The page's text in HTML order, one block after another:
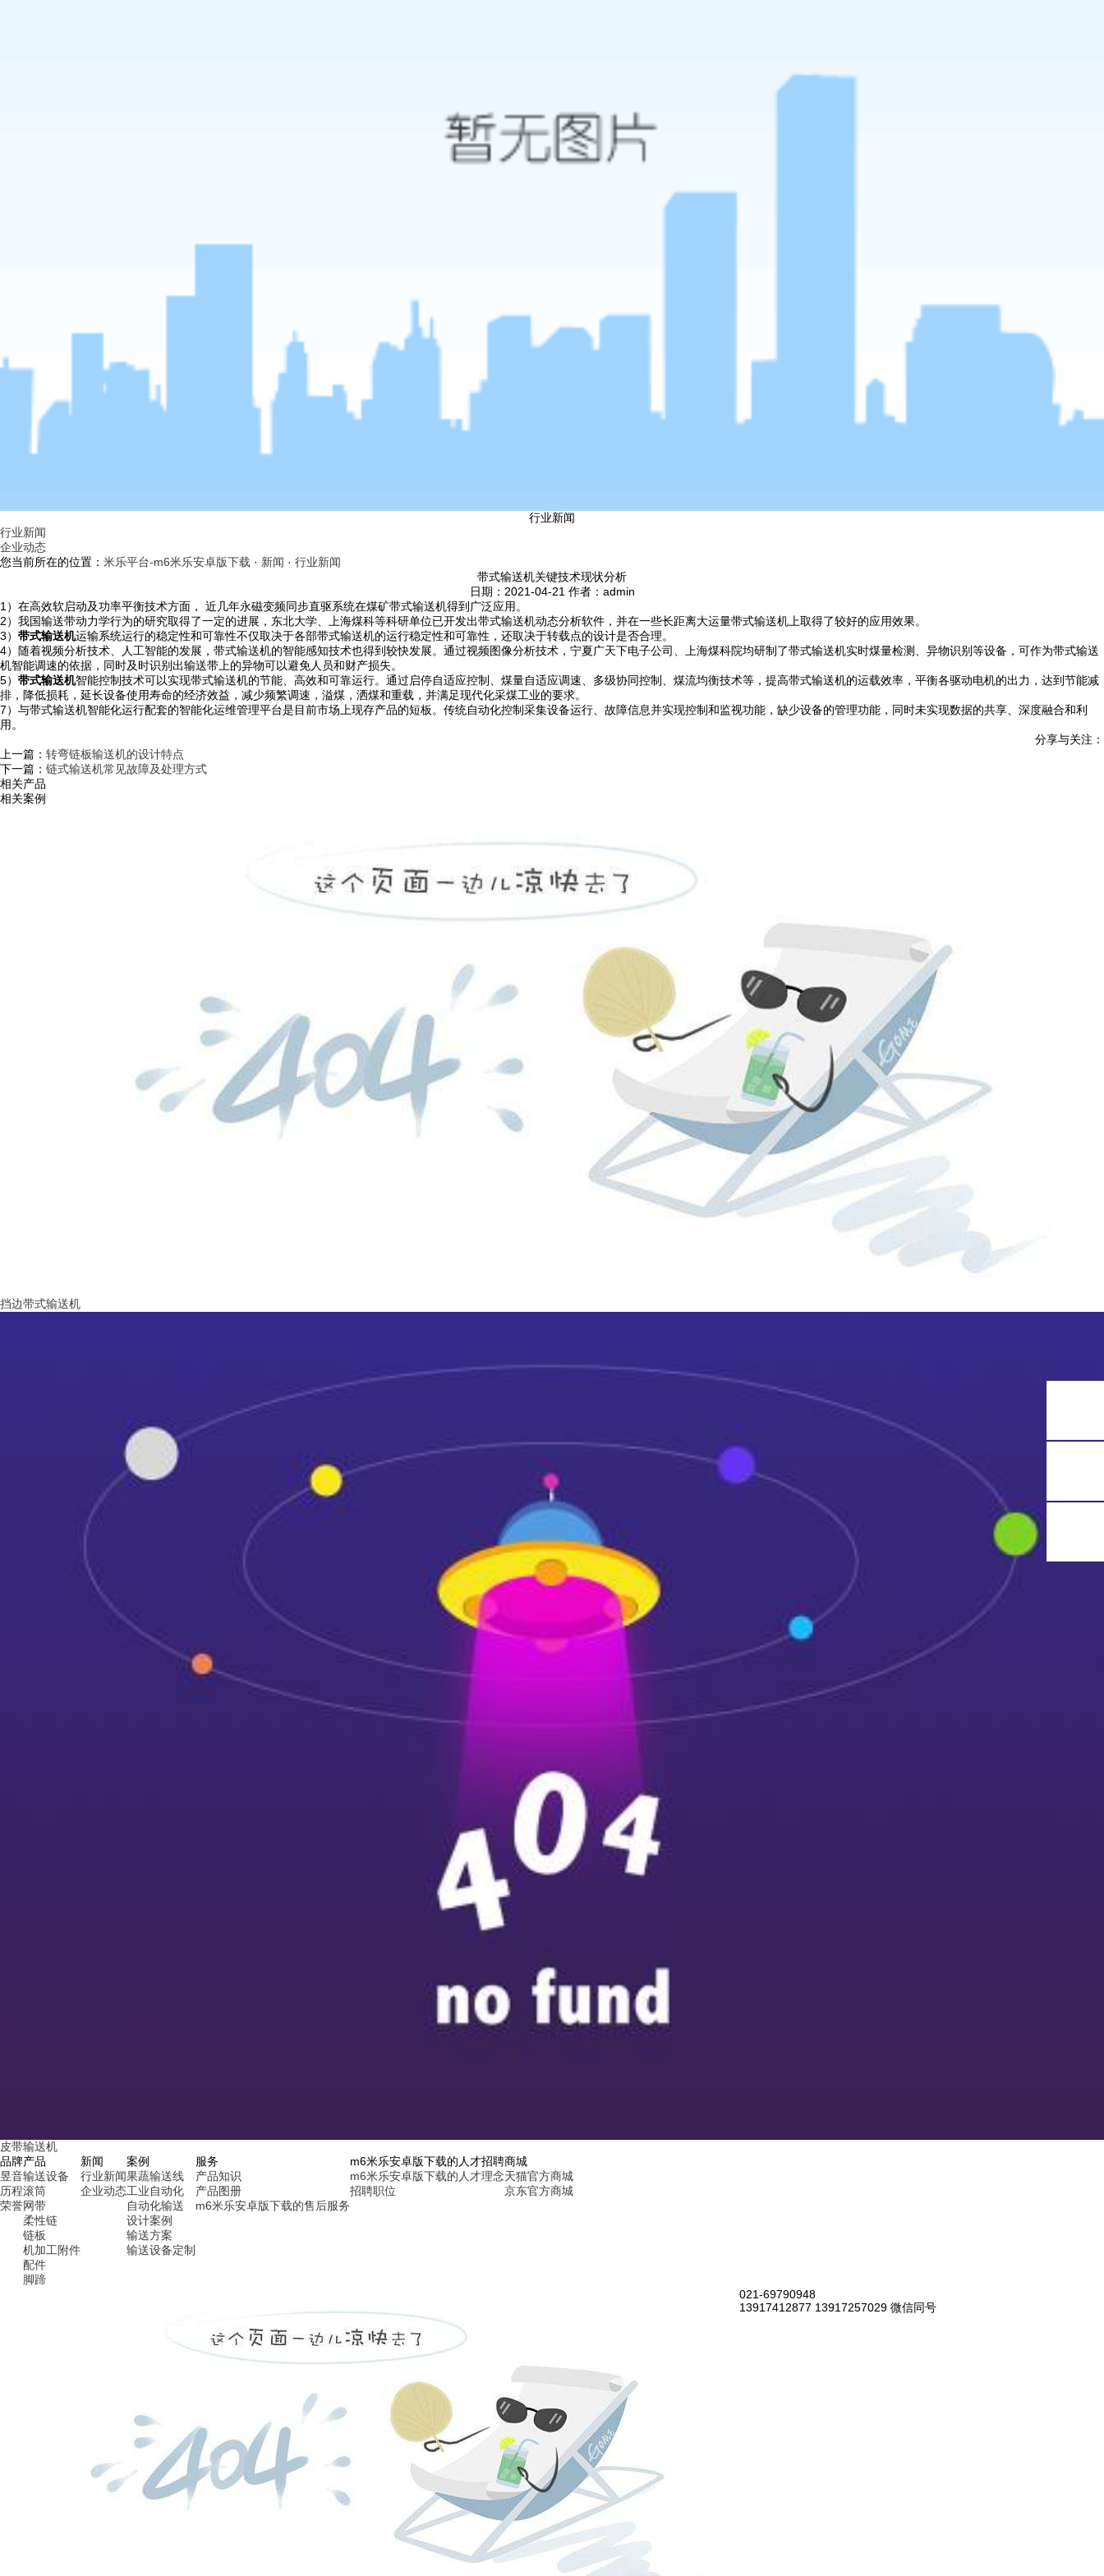
行业新闻
行业新闻
企业动态
您当前所在的位置： 米乐平台-m6米乐安卓版下载 · 新闻 · 行业新闻
带式输送机关键技术现状分析
日期：2021-04-21 作者：admin
1）在高效软启动及功率平衡技术方面， 近几年永磁变频同步直驱系统在煤矿带式输送机得到广泛应用。
2）我国输送带动力学行为的研究取得了一定的进展，东北大学、上海煤科等科研单位已开发出带式输送机动态分析软件，并在一些长距离大运量带式输送机上取得了较好的应用效果。
3） 带式输送机运输系统运行的稳定性和可靠性不仅取决于各部带式输送机的运行稳定性和可靠性，还取决于转载点的设计是否合理。
4）随着视频分析技术、人工智能的发展，带式输送机的智能感知技术也得到较快发展。通过视频图像分析技术，宁夏广天下电子公司、上海煤科院均研制了带式输送机实时煤量检测、异物识别等设备，可作为带式输送
机智能调速的依据，同时及时识别出输送带上的异物可以避免人员和财产损失。
5） 带式输送机智能控制技术可以实现带式输送机的节能、高效和可靠运行。通过启停自适应控制、煤量自适应调速、多级协同控制、煤流均衡技术等，提高带式输送机的运载效率，平衡各驱动电机的出力，达到节能减
排，降低损耗，延长设备使用寿命的经济效益，减少频繁调速，溢煤，洒煤和重载，并满足现代化采煤工业的要求。
7）与带式输送机智能化运行配套的智能化运维管理平台是目前市场上现存产品的短板。传统自动化控制采集设备运行、故障信息并实现控制和监视功能，缺少设备的管理功能，同时未实现数据的共享、深度融合和利
用。
分享与关注：
上一篇： 转弯链板输送机的设计特点
下一篇： 链式输送机常见故障及处理方式
相关产品
相关案例
挡边带式输送机
皮带输送机
品牌
昱音
历程
荣誉
产品
输送设备
滚筒
网带
柔性链
链板
机加工附件
配件
脚蹄
新闻
行业新闻
企业动态
案例
果蔬输送线
工业自动化
自动化输送
设计案例
输送方案
输送设备定制
服务
产品知识
产品图册
m6米乐安卓版下载的售后服务
m6米乐安卓版下载的人才招聘
m6米乐安卓版下载的人才理念
招聘职位
商城
天猫官方商城
京东官方商城
021-69790948
13917412877 13917257029 微信同号